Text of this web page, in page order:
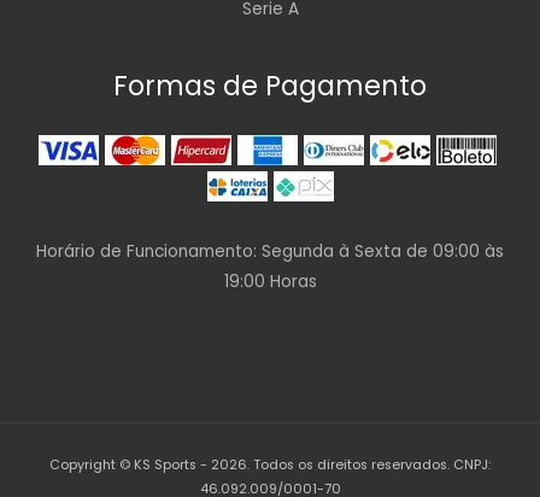
Serie A
Formas de Pagamento
Horário de Funcionamento: Segunda à Sexta de 09:00 às
19:00 Horas
Copyright © KS Sports - 2026. Todos os direitos reservados. CNPJ:
46.092.009/0001-70